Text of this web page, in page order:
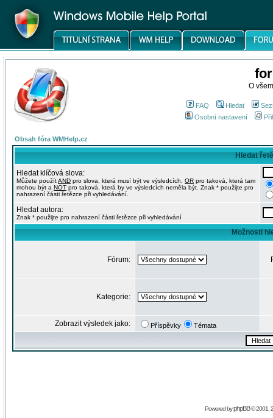
O
FAQ Hledat
Osobní nastavení
Obsah fóra WMHelp.cz
Hledat
Hledat klíčová slova:
Můžete použítAND pro slova, která musí být ve výsledcích, OR pro taková, která tam
mohou být a NOT pro taková, která by ve výsledcích neměla být. Znak * použijte pro
nahrazení části řetězce při vyhledávání.
Hledat autora:
Znak * použijte pro nahrazení části řetězce při vyhledávání
Možnosti
Fórum:
Kategorie:
Zobrazit výsledek jako: Příspěvky Témata
Powered byphpBB© 2001,